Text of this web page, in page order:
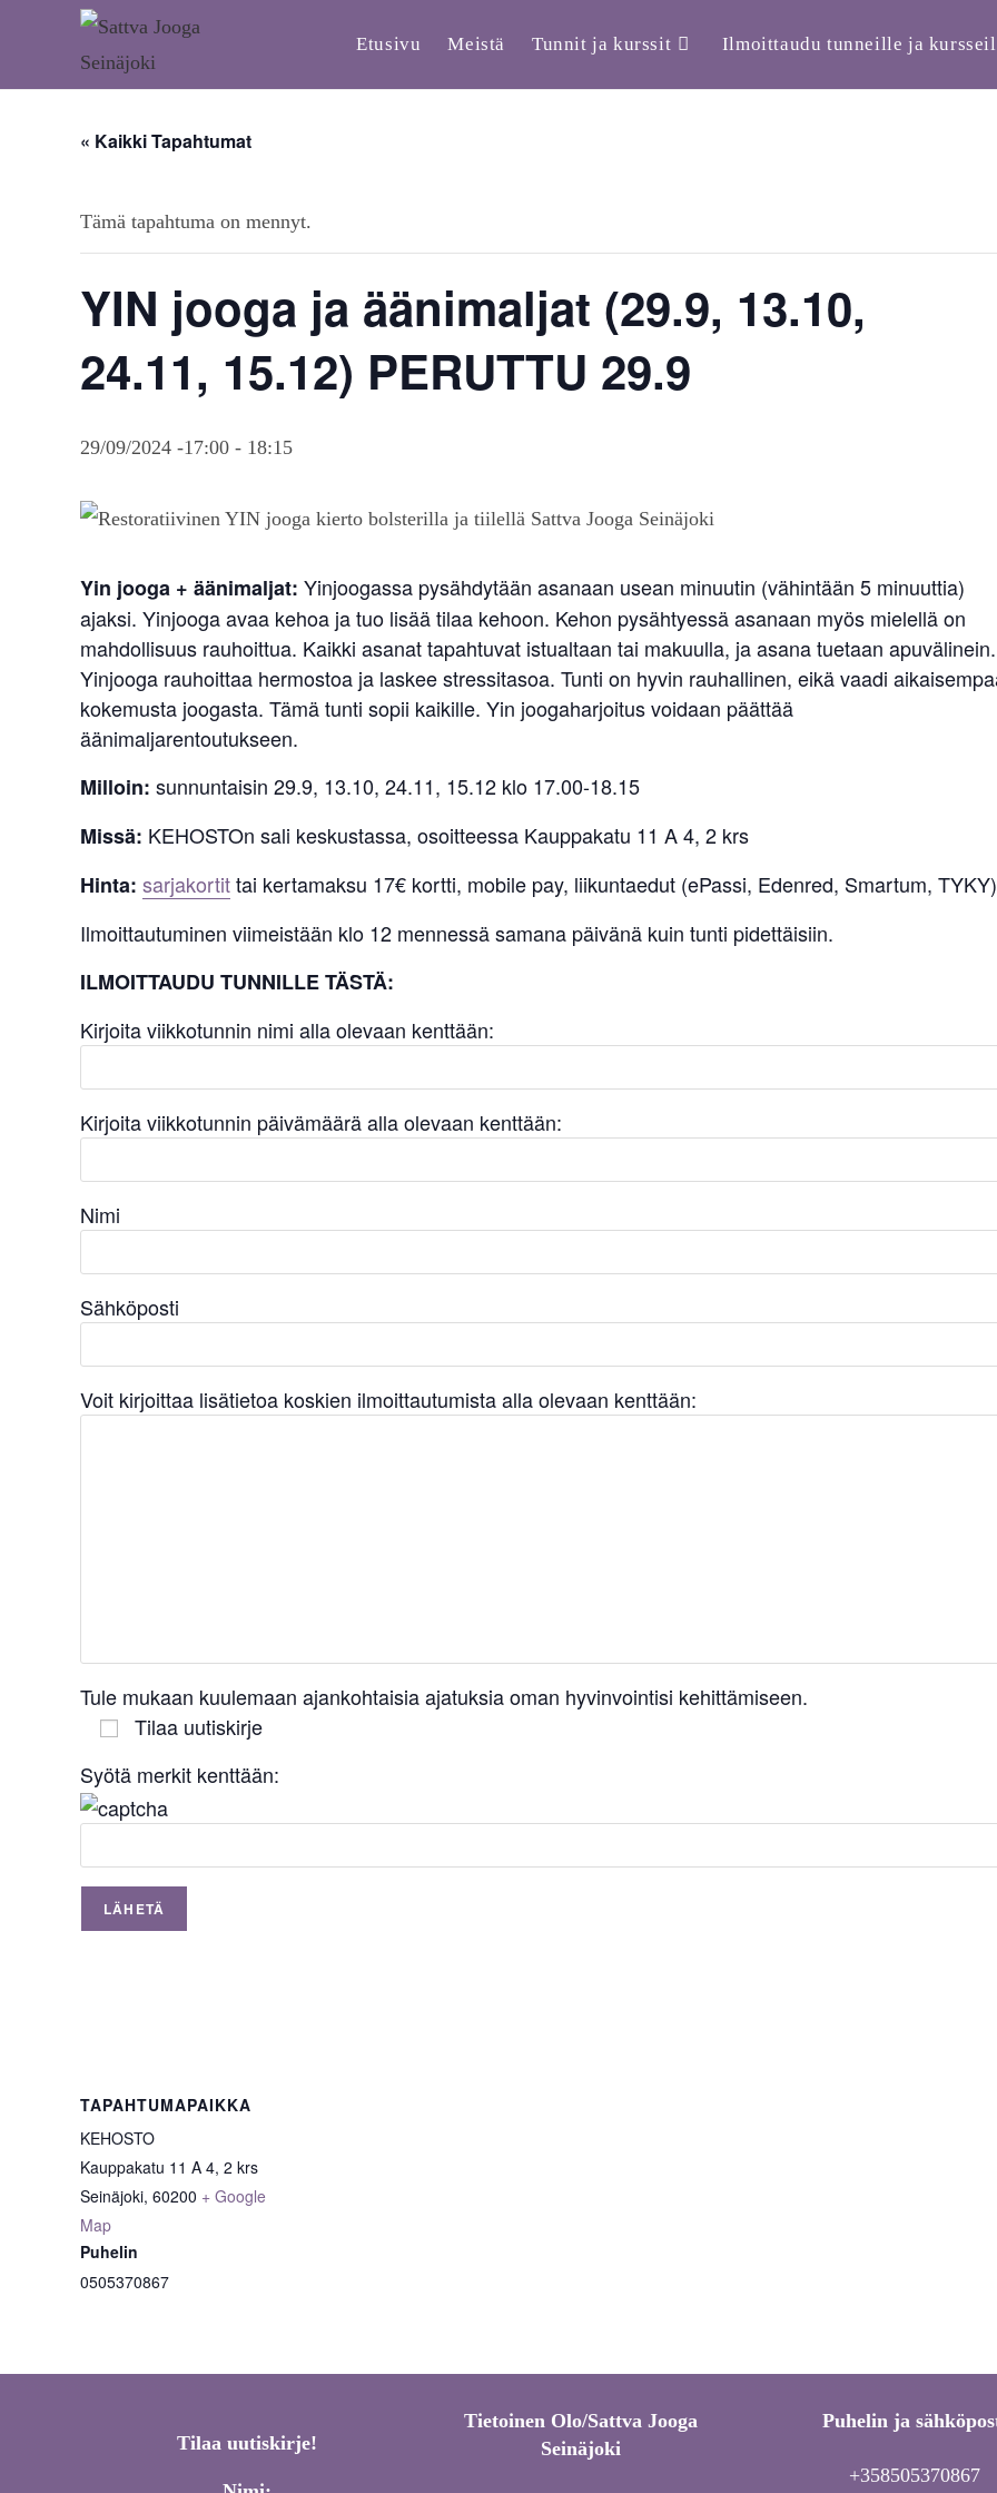
Etusivu Meistä Tunnit ja kurssit Ilmoittaudu tunneille ja
« Kaikki Tapahtumat
Tämä tapahtuma on mennyt.
YIN jooga ja äänimaljat (29.9, 13.10,
24.11, 15.12) PERUTTU 29.9
29/09/2024 -17:00 - 18:15
Yin jooga + äänimaljat: Yinjoogassa pysähdytään asanaan usean minuutin (vähintään 5 minuuttia)
ajaksi. Yinjooga avaa kehoa ja tuo lisää tilaa kehoon. Kehon pysähtyessä asanaan myös mielellä on
mahdollisuus rauhoittua. Kaikki asanat tapahtuvat istualtaan tai makuulla, ja asana tuetaan apuvälinein.
Yinjooga rauhoittaa hermostoa ja laskee stressitasoa. Tunti on hyvin rauhallinen, eikä vaadi
kokemusta joogasta. Tämä tunti sopii kaikille. Yin joogaharjoitus voidaan päättää
äänimaljarentoutukseen.
Milloin: sunnuntaisin 29.9, 13.10, 24.11, 15.12 klo 17.00-18.15
Missä: KEHOSTOn sali keskustassa, osoitteessa Kauppakatu 11 A 4, 2 krs
Hinta: sarjakortittai kertamaksu 17€ kortti, mobile pay, liikuntaedut (ePassi, Edenred, Smartum, TYKY)
Ilmoittautuminen viimeistään klo 12 mennessä samana päivänä kuin tunti pidettäisiin.
ILMOITTAUDU TUNNILLE TÄSTÄ:
Kirjoita viikkotunnin nimi alla olevaan kenttään:
Kirjoita viikkotunnin päivämäärä alla olevaan kenttään:
Nimi
Sähköposti
Voit kirjoittaa lisätietoa koskien ilmoittautumista alla olevaan kenttään:
Tule mukaan kuulemaan ajankohtaisia ajatuksia oman hyvinvointisi kehittämiseen.
Tilaa uutiskirje
Syötä merkit kenttään:
TAPAHTUMAPAIKKA
KEHOSTO
Kauppakatu 11 A 4, 2 krs
Seinäjoki, 60200 + Google
Map
Puhelin
0505370867
Tilaa uutiskirje!
Tietoinen Olo/Sattva Jooga
Seinäjoki
Puhelin ja
+358505370867